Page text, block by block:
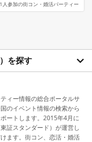
人参加の街コン・婚活パーティー
を探す
ィー情報の総合ポータルサ
のイベント情報の検索から
ートします。2015年4月に
証スタンダード）が運営し
ます。街コン、恋活・婚活